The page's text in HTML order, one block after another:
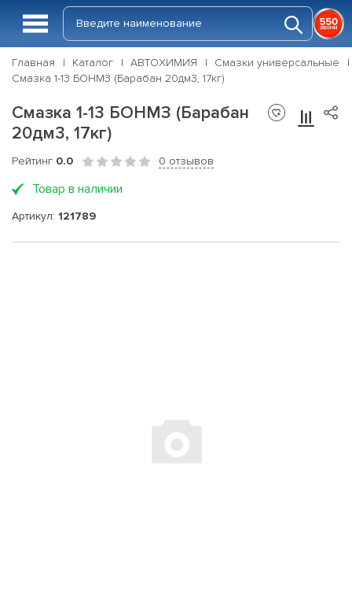
Главная Каталог АВТОХИМИЯ
Смазки универсальные
Смазка 1-13 БОНМЗ (Барабан 20дм3, 17кг)
Смазка 1-13 БОНМЗ (Барабан
20дм3, 17кг)
Рейтинг 0.0 0 отзывов
Товар в наличии
Артикул: 121789